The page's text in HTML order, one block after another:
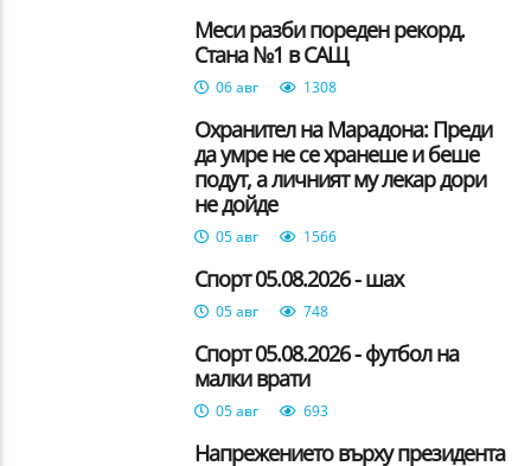
Меси разби пореден рекорд.
Стана №1 в САЩ
06 авг 1308
Охранител на Марадона: Преди
да умре не се хранеше и беше
подут, а личният му лекар дори
не дойде
05 авг 1566
Спорт 05.08.2026 - шах
05 авг 748
Спорт 05.08.2026 - футбол на
малки врати
05 авг 693
Напрежението върху президента